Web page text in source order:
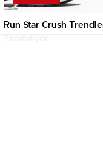
Run Star Crush